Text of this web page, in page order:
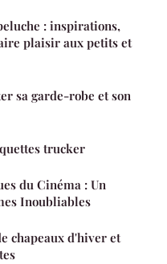
: inspirations,
plaisir aux petits et
sa garde-robe et son
trucker
du Cinéma : Un
Inoubliables
chapeaux d'hiver et